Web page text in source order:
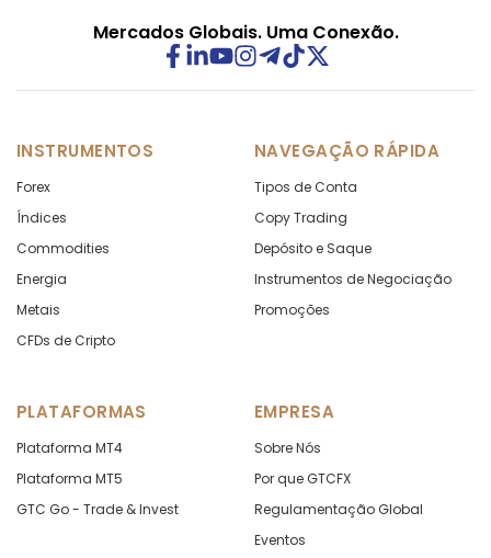
in points
CHFPLN in points
CHFSEK in points
CHFZAR in points
DKKNOK in points
DKKSEK in points
EURAUD
Mercados Globais. Uma Conexão.
INSTRUMENTOS
Forex
Índices
Commodities
Energia
Metais
CFDs de Cripto
NAVEGAÇÃO RÁPIDA
Tipos de Conta
Copy Trading
Depósito e Saque
Instrumentos de Negociação
Promoções
PLATAFORMAS
Plataforma MT4
Plataforma MT5
GTC Go - Trade & Invest
EMPRESA
Sobre Nós
Por que GTCFX
Regulamentação Global
Eventos